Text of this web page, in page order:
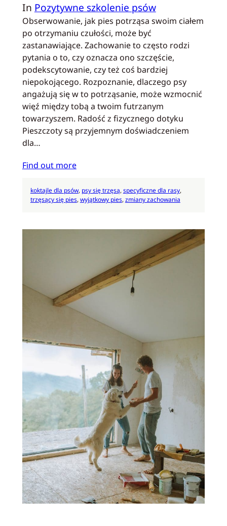
In Pozytywne szkolenie psów
Obserwowanie, jak pies potrząsa swoim ciałem
po otrzymaniu czułości, może być
zastanawiające. Zachowanie to często rodzi
pytania o to, czy oznacza ono szczęście,
podekscytowanie, czy też coś bardziej
niepokojącego. Rozpoznanie, dlaczego psy
angażują się w to potrząsanie, może wzmocnić
więź między tobą a twoim futrzanym
towarzyszem. Radość z fizycznego dotyku
Pieszczoty są przyjemnym doświadczeniem
dla…
Find out more
koktajle dla psów, psy się trzęsą, specyficzne dla rasy
trzęsący się pies, wyjątkowy pies, zmiany zachowania